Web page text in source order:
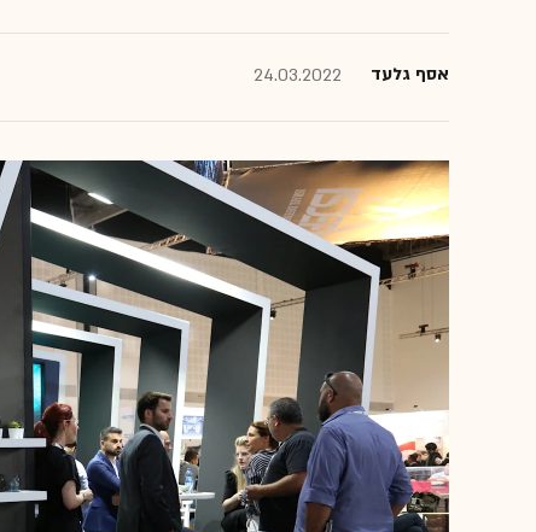
אסף גלעד 24.03.2022